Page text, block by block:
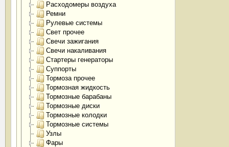
Расходомеры воздуха
Ремни
Рулевые системы
Свет прочее
Свечи зажигания
Свечи накаливания
Стартеры генераторы
Суппорты
Тормоза прочее
Тормозная жидкость
Тормозные барабаны
Тормозные диски
Тормозные колодки
Тормозные системы
Узлы
Фары